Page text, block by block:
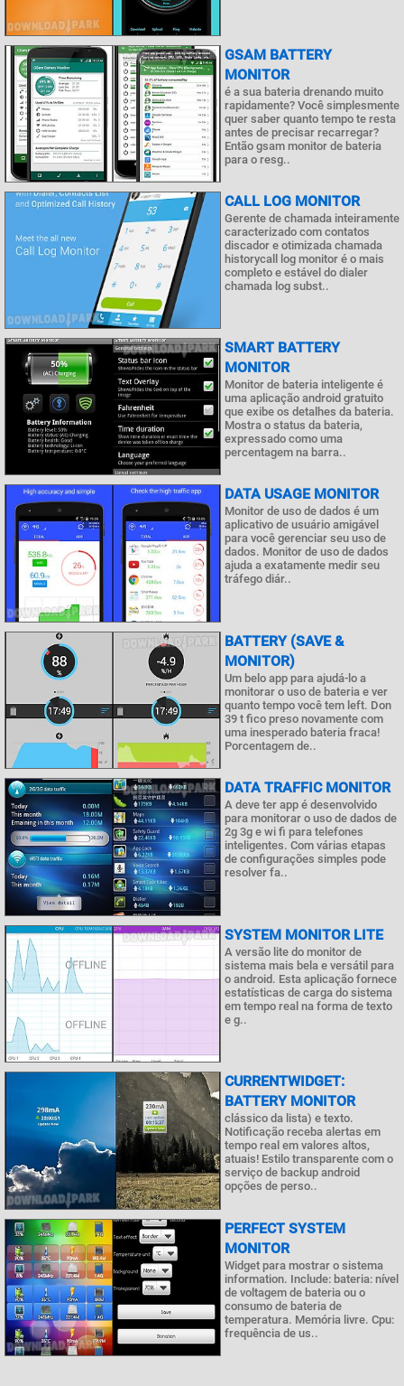
GSAM BATTERY
MONITOR
é a sua bateria drenando muito
rapidamente? Você simplesmente
quer saber quanto tempo te resta
antes de precisar recarregar?
Então gsam monitor de bateria
para o resg..
CALL LOG MONITOR
Gerente de chamada inteiramente
caracterizado com contatos
discador e otimizada chamada
historycall log monitor é o mais
completo e estável do dialer
chamada log subst..
SMART BATTERY
MONITOR
Monitor de bateria inteligente é
uma aplicação android gratuito
que exibe os detalhes da bateria.
Mostra o status da bateria,
expressado como uma
percentagem na barra..
DATA USAGE MONITOR
Monitor de uso de dados é um
aplicativo de usuário amigável
para você gerenciar seu uso de
dados. Monitor de uso de dados
ajuda a exatamente medir seu
tráfego diár..
BATTERY (SAVE &
MONITOR)
Um belo app para ajudá-lo a
monitorar o uso de bateria e ver
quanto tempo você tem left. Don
39 t fico preso novamente com
uma inesperado bateria fraca!
Porcentagem de..
DATA TRAFFIC MONITOR
A deve ter app é desenvolvido
para monitorar o uso de dados de
2g 3g e wi fi para telefones
inteligentes. Com várias etapas
de configurações simples pode
resolver fa..
SYSTEM MONITOR LITE
A versão lite do monitor de
sistema mais bela e versátil para
o android. Esta aplicação fornece
estatísticas de carga do sistema
em tempo real na forma de texto
e g..
CURRENTWIDGET:
BATTERY MONITOR
clássico da lista) e texto.
Notificação receba alertas em
tempo real em valores altos,
atuais! Estilo transparente com o
serviço de backup android
opções de perso..
PERFECT SYSTEM
MONITOR
Widget para mostrar o sistema
information. Include: bateria: nível
de voltagem de bateria ou o
consumo de bateria de
temperatura. Memória livre. Cpu:
frequência de us..